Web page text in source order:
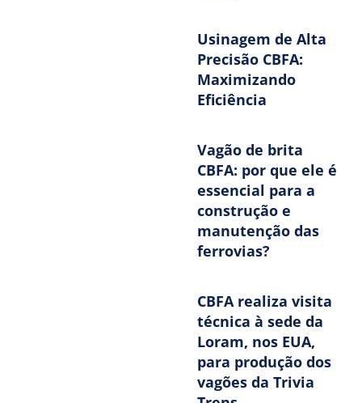
Usinagem de Alta
Precisão CBFA:
Maximizando
Eficiência
Vagão de brita
CBFA: por que ele é
essencial para a
construção e
manutenção das
ferrovias?
CBFA realiza visita
técnica à sede da
Loram, nos EUA,
para produção dos
vagões da Trivia